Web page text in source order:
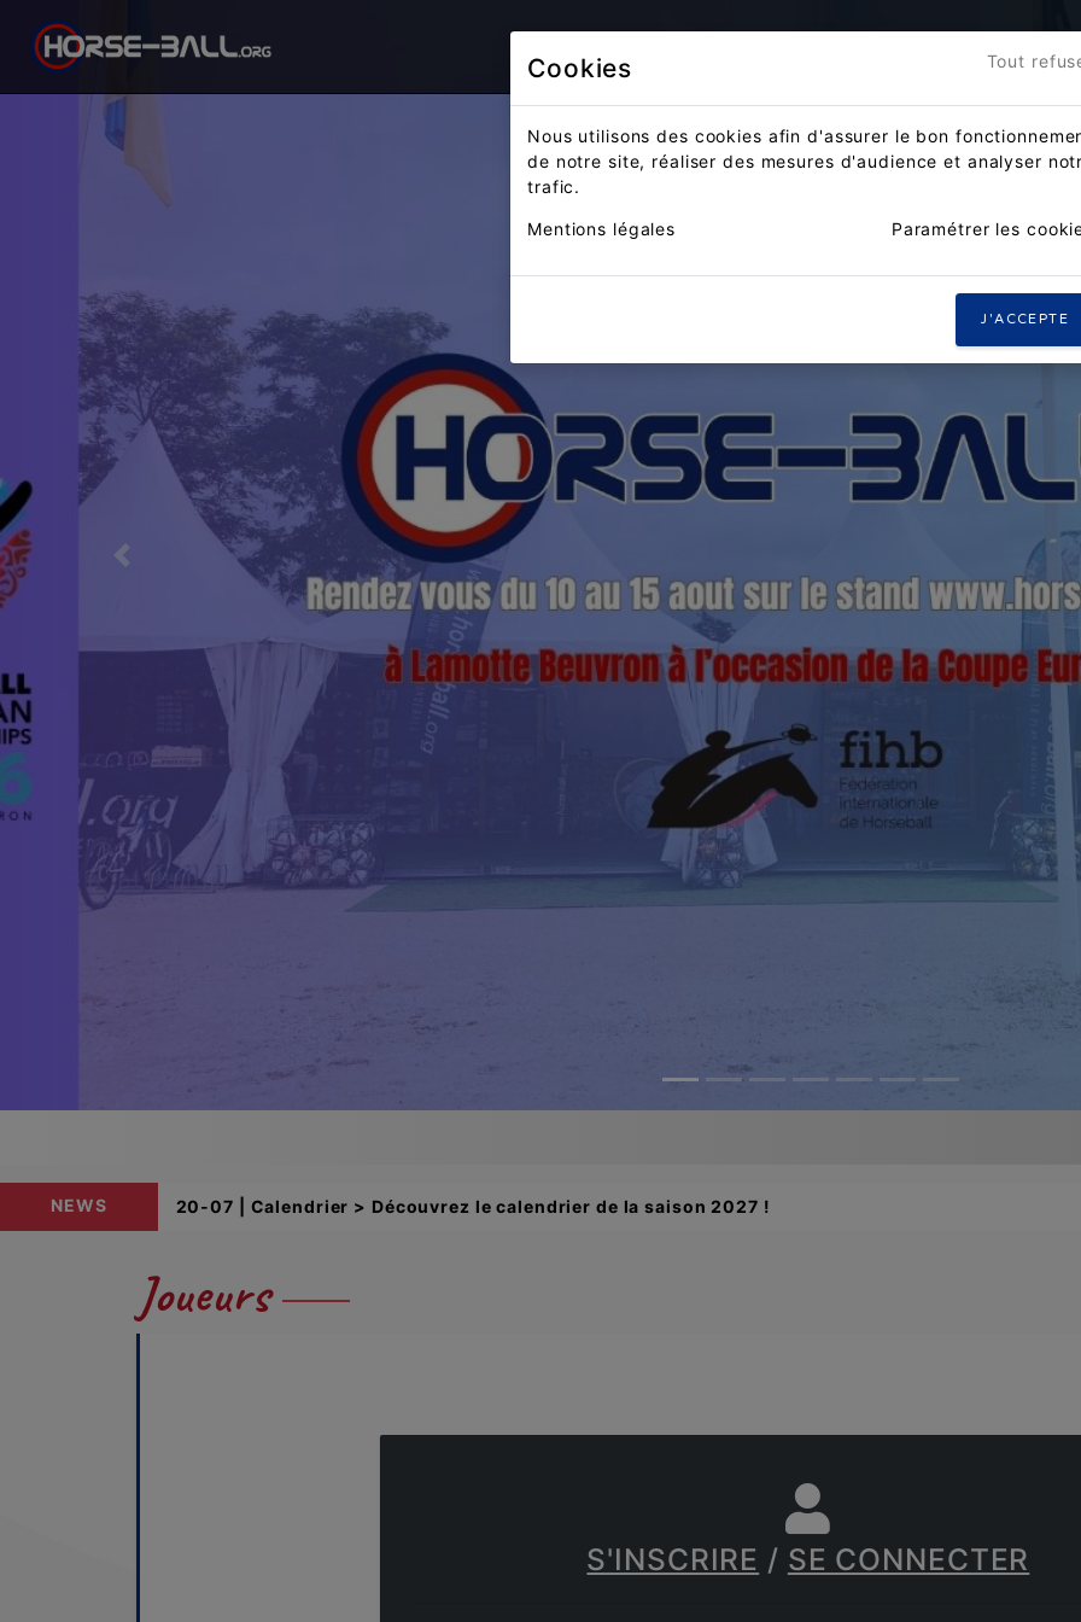
Previous
NEWS 20-07 | Calendrier > Découvrez le calendrier de la saison 2027 !
Joueurs
S'INSCRIRE / SE CONNECTER
Cookies Tout
Nous utilisons des cookies afin d'assurer le bon
de notre site, réaliser des mesures d'audience et analyser
trafic.
Mentions légales Paramétrer les
J'ACCEPTE